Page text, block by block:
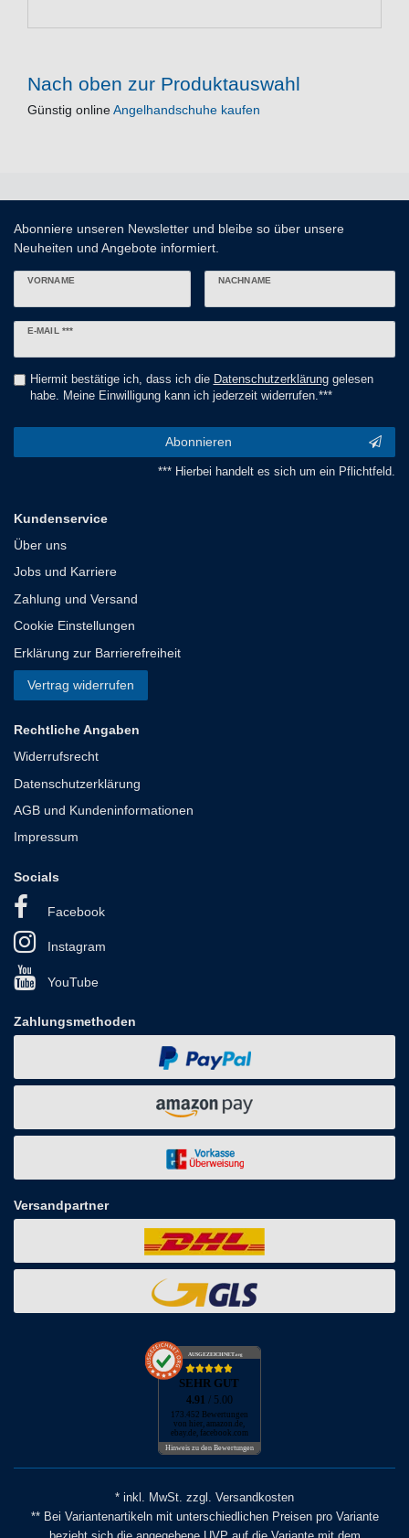
Nach oben zur Produktauswahl
Günstig onlineAngelhandschuhe kaufen
Abonniere unseren Newsletter und bleibe so über unsere
Neuheiten und Angebote informiert.
VORNAME NACHNAME
E-MAIL ***
Newsletter
Hiermit bestätige ich, dass ich die Daten­schutz­erklärunggelesen
habe. Meine Einwilligung kann ich jederzeit widerrufen.***
Abonnieren
*** Hierbei handelt es sich um ein Pflichtfeld.
Kundenservice
Über uns
Jobs und Karriere
Zahlung und Versand
Cookie Einstellungen
Erklärung zur Barrierefreiheit
Vertrag widerrufen
Rechtliche Angaben
Widerrufsrecht
Datenschutzerklärung
AGB und Kundeninformationen
Impressum
Socials
Facebook
Instagram
YouTube
Zahlungsmethoden
Versandpartner
AUSGEZEICHNET.org
SEHR GUT
4.91 / 5.00
173.452 Bewertungen
von hier, amazon.de,
ebay.de, facebook.com
Hinweis zu den Bewertungen
* inkl. MwSt. zzgl. Versandkosten
** Bei Variantenartikeln mit unterschiedlichen Preisen pro Variante